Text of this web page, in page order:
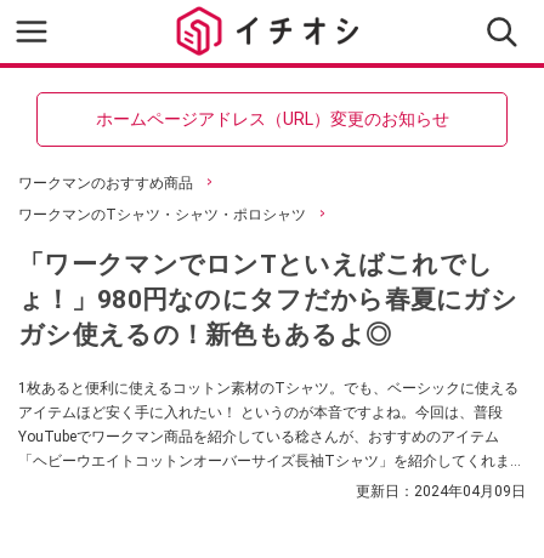
ホームページアドレス（URL）変更のお知らせ
ワークマンのおすすめ商品
ワークマンのTシャツ・シャツ・ポロシャツ
「ワークマンでロンTといえばこれでし
ょ！」980円なのにタフだから春夏にガシ
ガシ使えるの！新色もあるよ◎
1枚あると便利に使えるコットン素材のTシャツ。でも、ベーシックに使える
アイテムほど安く手に入れたい！ というのが本音ですよね。今回は、普段
YouTubeでワークマン商品を紹介している稔さんが、おすすめのアイテム
「ヘビーウエイトコットンオーバーサイズ長袖Tシャツ」を紹介してくれまし
た！ ワークマンの定番商品ですが、まだ買ったことが無い人にもチェックし
更新日： 2024年04月09日